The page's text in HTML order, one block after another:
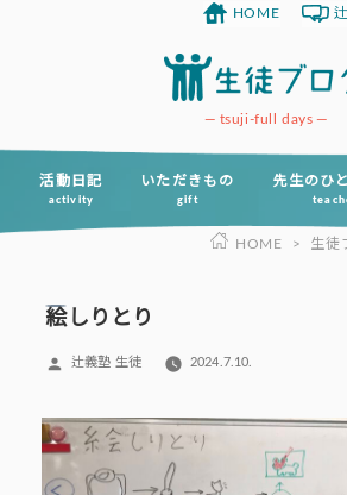
ツ
tsuji-full days
活動日記
activity
いただきもの
gift
先生のひ
HOME
HOME > 生徒
絵しりとり
投
辻義塾 生徒 2024.7.10.